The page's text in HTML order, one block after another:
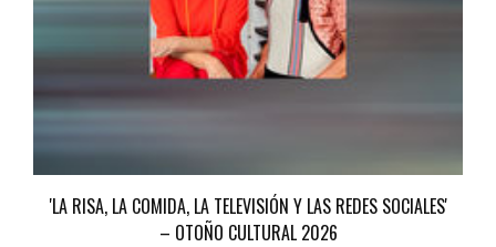
'LA RISA, LA COMIDA, LA TELEVISIÓN Y LAS REDES SOCIALES'
– OTOÑO CULTURAL 2026